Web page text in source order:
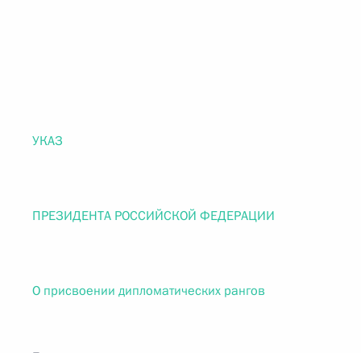
УКАЗ
ПРЕЗИДЕНТА РОССИЙСКОЙ ФЕДЕРАЦИИ
О присвоении дипломатических рангов